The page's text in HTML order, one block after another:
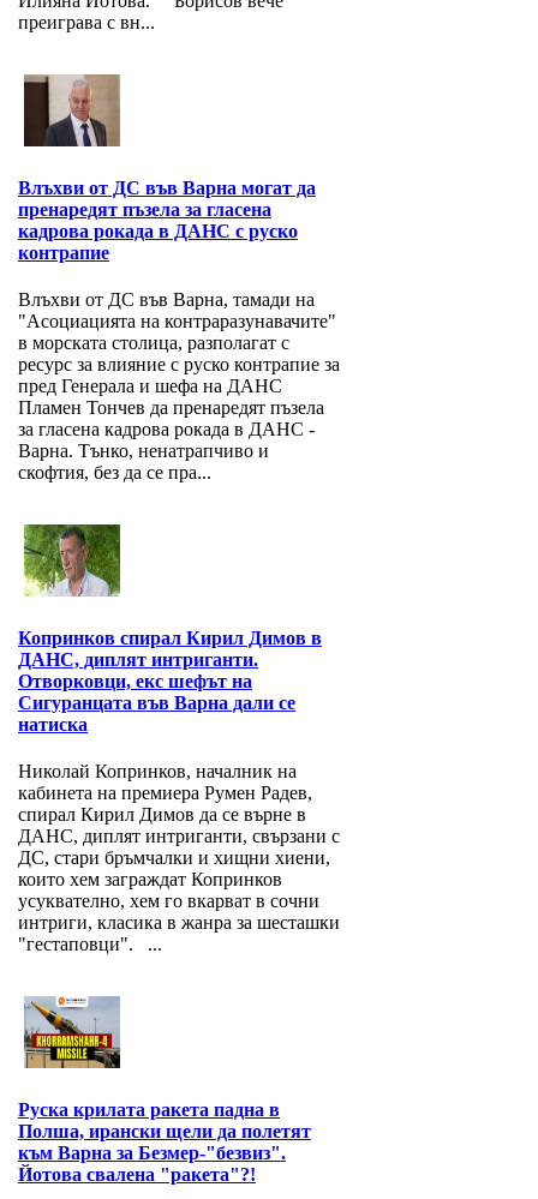
преиграва с вн...
Влъхви от ДС във Варна могат да
пренаредят пъзела за гласена
кадрова рокада в ДАНС с руско
контрапие
Влъхви от ДС във Варна, тамади на
"Асоциацията на контраразунавачите"
в морската столица, разполагат с
ресурс за влияние с руско контрапие за
пред Генерала и шефа на ДАНС
Пламен Тончев да пренаредят пъзела
за гласена кадрова рокада в ДАНС -
Варна. Тънко, ненатрапчиво и
скофтия, без да се пра...
Копринков спирал Кирил Димов в
ДАНС, диплят интриганти.
Отворковци, екс шефът на
Сигуранцата във Варна дали се
натиска
Николай Копринков, началник на
кабинета на премиера Румен Радев,
спирал Кирил Димов да се върне в
ДАНС, диплят интриганти, свързани с
ДС, стари бръмчалки и хищни хиени,
които хем заграждат Копринков
усуквателно, хем го вкарват в сочни
интриги, класика в жанра за шесташки
"гестаповци". ...
Руска крилата ракета падна в
Полша, ирански щели да полетят
към Варна за Безмер-"безвиз".
Йотова свалена "ракета"?!